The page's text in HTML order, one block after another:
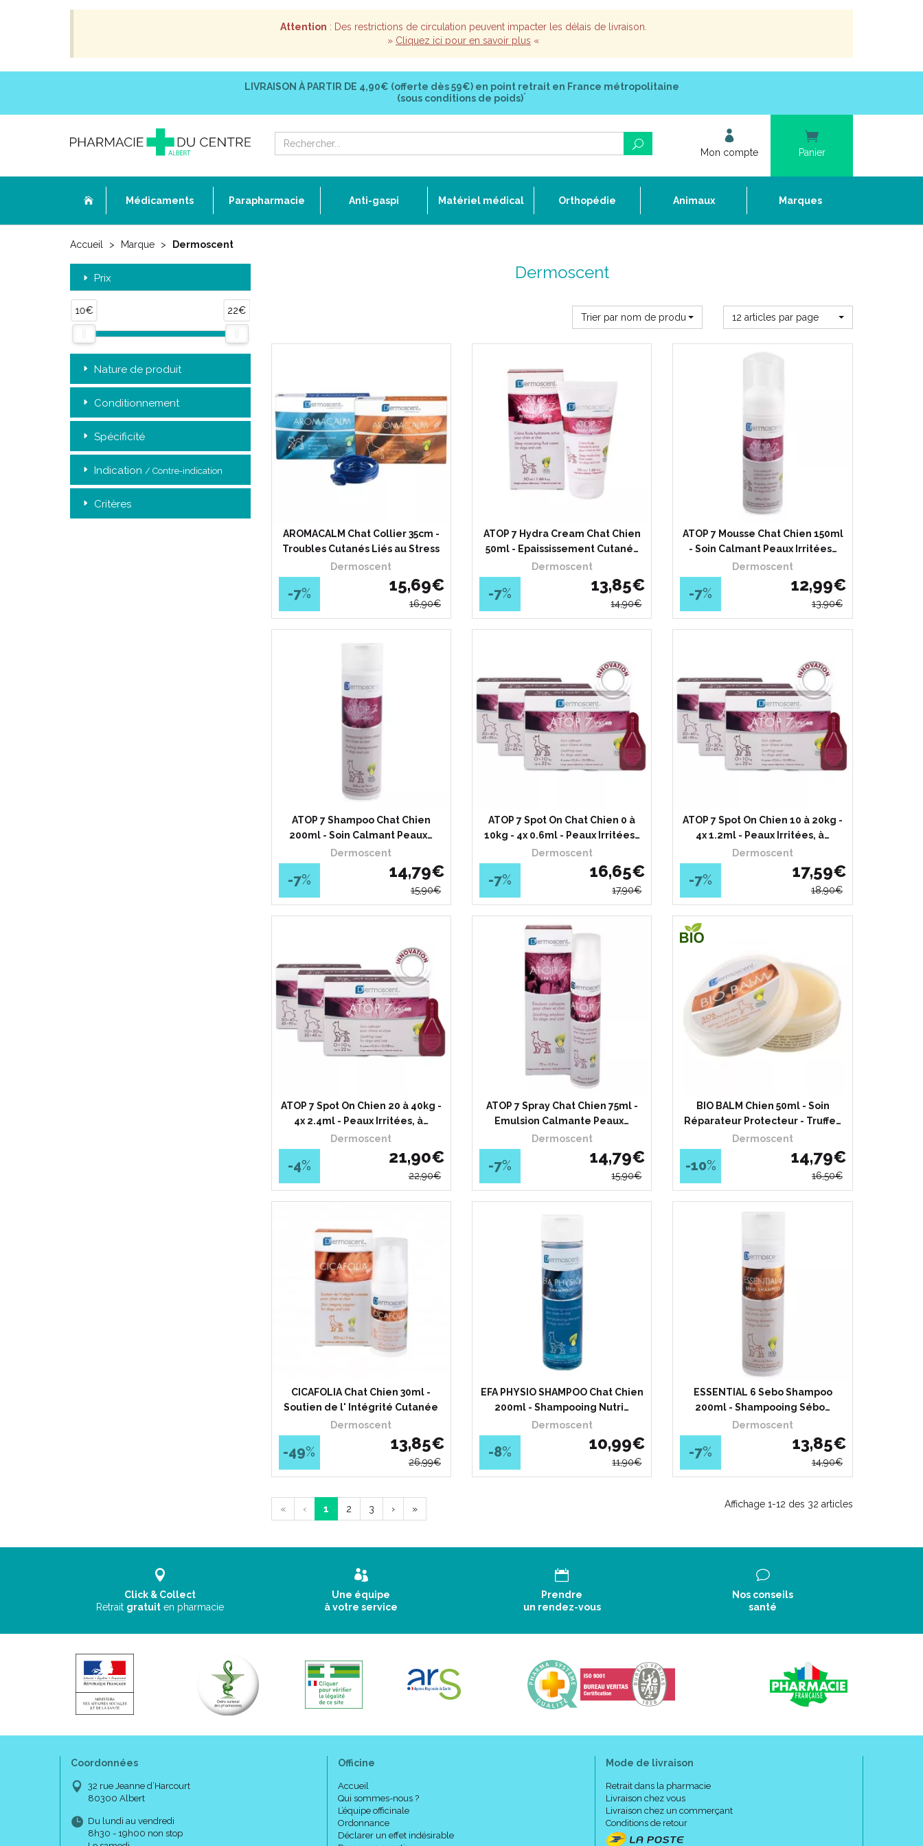
Attention : Des restrictions de circulation peuvent impacter les délais de livraison.
» Cliquez ici pour en savoir plus «
LIVRAISON À PARTIR DE 4,90€ (offerte dès 59€) en point retrait en France métropolitaine
(sous conditions de poids)*
Mon compte Panier
Médicaments Parapharmacie Anti-gaspi Matériel médical Orthopédie Animaux Marques
Accueil Marque Dermoscent
Prix
10€ 22€
Nature de produit
Conditionnement
Spécificité
Indication / Contre-indication
Critères
Dermoscent
Trier par nom de produit 12 articles par page
AROMACALM Chat Collier 35cm -
Troubles Cutanés Liés au Stress
Dermoscent
15,69€
16,90€
-7%
ATOP 7 Hydra Cream Chat Chien
50ml - Epaississement Cutané…
Dermoscent
13,85€
14,90€
-7%
ATOP 7 Mousse Chat Chien 150ml
- Soin Calmant Peaux Irritées…
Dermoscent
12,99€
13,90€
-7%
ATOP 7 Shampoo Chat Chien
200ml - Soin Calmant Peaux…
Dermoscent
14,79€
15,90€
-7%
ATOP 7 Spot On Chat Chien 0 à
10kg - 4x 0.6ml - Peaux Irritées…
Dermoscent
16,65€
17,90€
-7%
ATOP 7 Spot On Chien 10 à 20kg -
4x 1.2ml - Peaux Irritées, à…
Dermoscent
17,59€
18,90€
-7%
ATOP 7 Spot On Chien 20 à 40kg -
4x 2.4ml - Peaux Irritées, à…
Dermoscent
21,90€
22,90€
-4%
ATOP 7 Spray Chat Chien 75ml -
Emulsion Calmante Peaux…
Dermoscent
14,79€
15,90€
-7%
BIO BALM Chien 50ml - Soin
Réparateur Protecteur - Truffe…
Dermoscent
14,79€
16,50€
-10%
CICAFOLIA Chat Chien 30ml -
Soutien de l' Intégrité Cutanée
Dermoscent
13,85€
26,99€
-49%
EFA PHYSIO SHAMPOO Chat Chien
200ml - Shampooing Nutri…
Dermoscent
10,99€
11,90€
-8%
ESSENTIAL 6 Sebo Shampoo
200ml - Shampooing Sébo…
Dermoscent
13,85€
14,90€
-7%
« ‹ 1 2 3 › » Affichage 1-12 des 32 articles
Click & Collect
Retrait gratuit en pharmacie
Une équipe
à votre service
Prendre
un rendez-vous
Nos conseils
santé
Coordonnées
32 rue Jeanne d’Harcourt
80300 Albert
Du lundi au vendredi
8h30 - 19h00 non stop
Officine
Accueil
Qui sommes-nous ?
L’équipe officinale
Ordonnance
Déclarer un effet indésirable
Mode de livraison
Retrait dans la pharmacie
Livraison chez vous
Livraison chez un commerçant
Conditions de retour